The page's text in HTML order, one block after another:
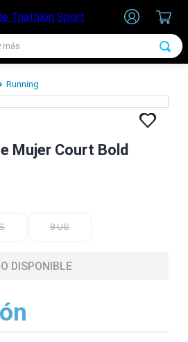
más
Running
Mujer Court Bold
8 US
DISPONIBLE
hombre
mujer